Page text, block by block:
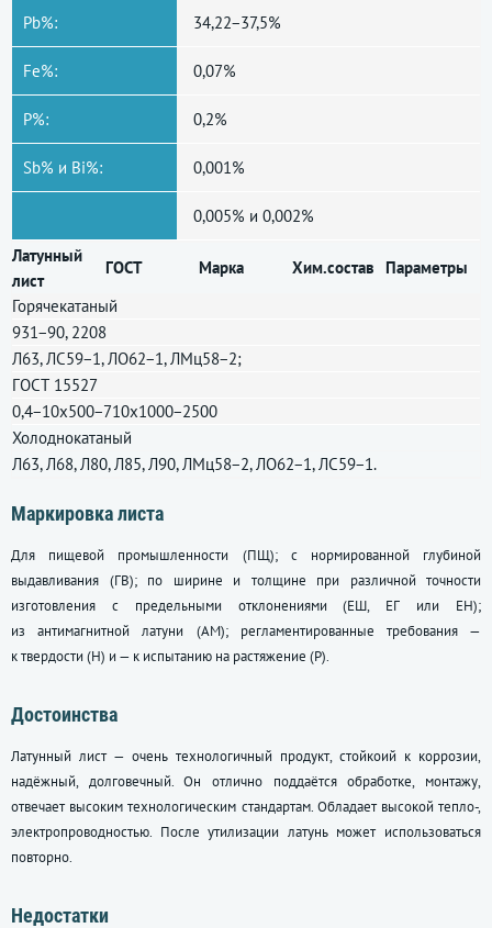
Pb%: 34,22−37,5%
Fe%: 0,07%
P%: 0,2%
Sb% и Bi%: 0,001%
0,005% и 0,002%
Латунный
лист
ГОСТ Марка Хим.состав
Параметры
Горячекатаный
931−90, 2208
Л63, ЛС59−1, ЛО62−1, ЛМц58−2;
ГОСТ 15527
0,4−10x500−710x1000−2500
Холоднокатаный
Л63, Л68, Л80, Л85, Л90, ЛМц58−2, ЛО62−1, ЛС59−1.
Маркировка листа
Для пищевой промышленности (ПЩ); с нормированной глубиной
выдавливания (ГВ); по ширине и толщине при различной точности
изготовления с предельными отклонениями (ЕШ, ЕГ или ЕН);
из антимагнитной латуни (АМ); регламентированные требования —
к твердости (Н) и — к испытанию на растяжение (Р).
Достоинства
Латунный лист — очень технологичный продукт, стойкоий к коррозии,
надёжный, долговечный. Он отлично поддаётся обработке, монтажу,
отвечает высоким технологическим стандартам. Обладает высокой тепло-,
электропроводностью. После утилизации латунь может использоваться
повторно.
Недостатки